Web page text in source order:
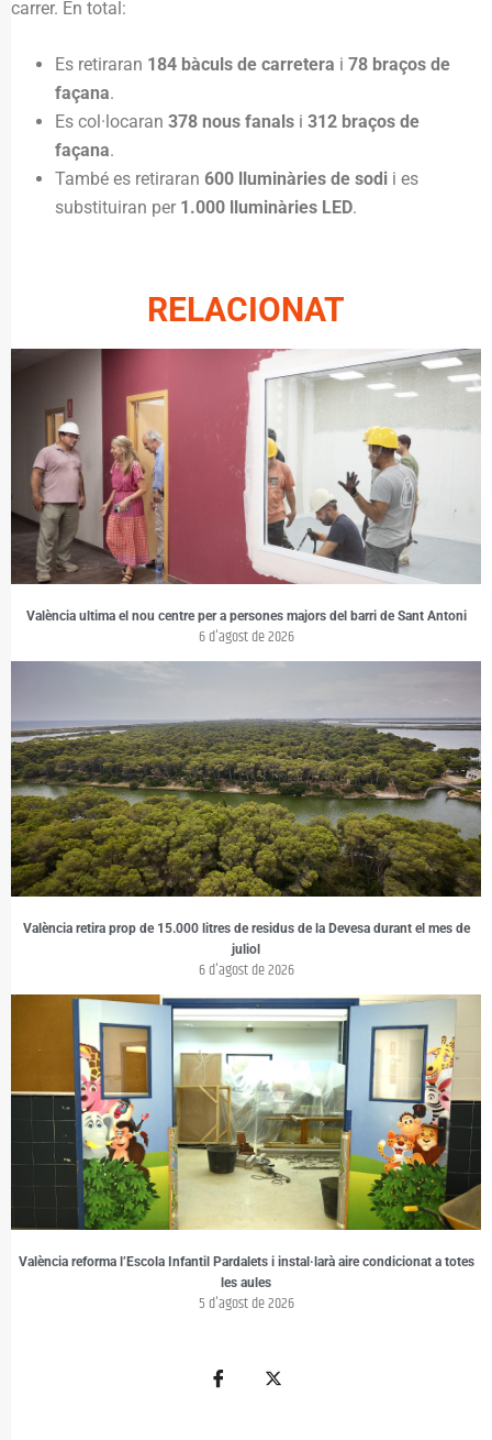
carrer. En total:
Es retiraran 184 bàculs de carretera i 78 braços de
façana.
Es col·locaran 378 nous fanals i 312 braços de
façana.
També es retiraran 600 lluminàries de sodi i es
substituiran per 1.000 lluminàries LED.
RELACIONAT
València ultima el nou centre per a persones majors del barri de Sant Antoni
6 d'agost de 2026
València retira prop de 15.000 litres de residus de la Devesa durant el mes de
juliol
6 d'agost de 2026
València reforma l’Escola Infantil Pardalets i instal·larà aire condicionat a totes
les aules
5 d'agost de 2026